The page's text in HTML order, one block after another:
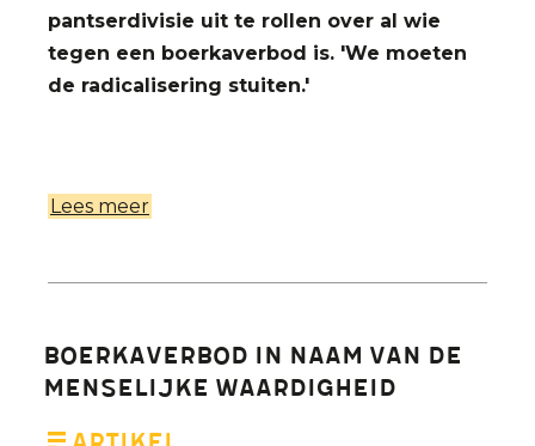
pantserdivisie uit te rollen over al wie
tegen een boerkaverbod is. 'We moeten
de radicalisering stuiten.'
Lees meer
Morgen:
'Als
symbool
Boerkaverbod in naam van de
menselijke waardigheid